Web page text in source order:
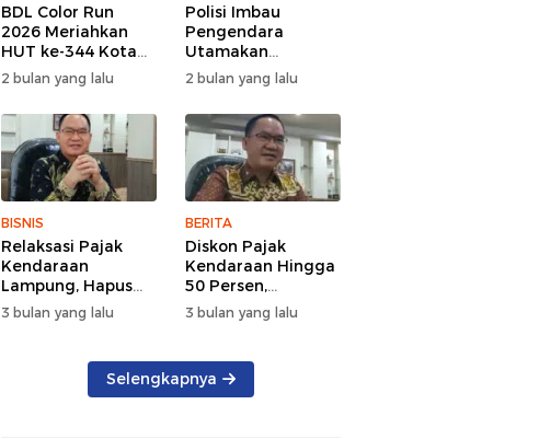
BDL Color Run
2026 Meriahkan
HUT ke-344 Kota
Bandar Lampung,
Wujud Semangat
Sehat dan
Kebersamaan
2 bulan yang lalu
Polisi Imbau
Pengendara
Utamakan
Keselamatan di
Tengah Kepadatan
Lalu Lintas Pagi
Hari
2 bulan yang lalu
BISNIS
Relaksasi Pajak
Kendaraan
Lampung, Hapus
Denda dan Beri
Diskon BBN
3 bulan yang lalu
BERITA
Diskon Pajak
Kendaraan Hingga
50 Persen,
Lampung Genjot
Mutasi Kendaraan
3 bulan yang lalu
Selengkapnya